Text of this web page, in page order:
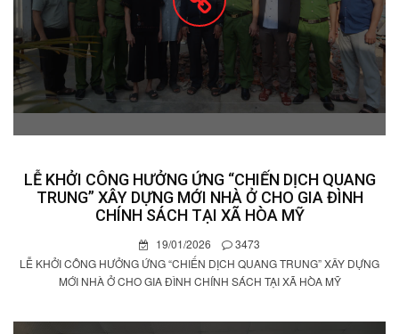
LỄ KHỞI CÔNG HƯỞNG ỨNG “CHIẾN DỊCH QUANG
TRUNG” XÂY DỰNG MỚI NHÀ Ở CHO GIA ĐÌNH
CHÍNH SÁCH TẠI XÃ HÒA MỸ
19/01/2026
3473
LỄ KHỞI CÔNG HƯỞNG ỨNG “CHIẾN DỊCH QUANG TRUNG” XÂY DỰNG
MỚI NHÀ Ở CHO GIA ĐÌNH CHÍNH SÁCH TẠI XÃ HÒA MỸ